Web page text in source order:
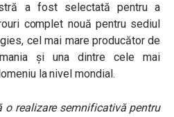
a fost selectată pentru a
complet nouă pentru sediul
cel mai mare producător de
și una dintre cele mai
la nivel mondial.
o realizare semnificativă pentru